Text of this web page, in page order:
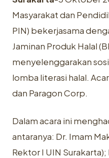
Masyarakat dan
PIN) bekerjasama
Jaminan Produk Halal
menyelenggarakan
lomba literasi halal.
dan Paragon Corp.
Dalam acara ini
antaranya: Dr. Imam
Rektor I UIN Surakarta);